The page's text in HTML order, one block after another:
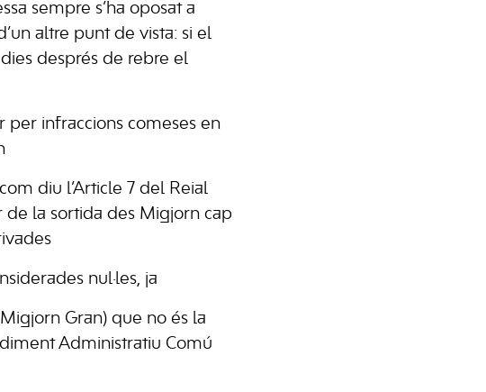
sempre s’ha oposat a
altre punt de vista: si el
després de rebre el
per infraccions comeses en
diu l’Article 7 del Reial
de la sortida des Migjorn cap
nul·les, ja
Gran) que no és la
Administratiu Comú